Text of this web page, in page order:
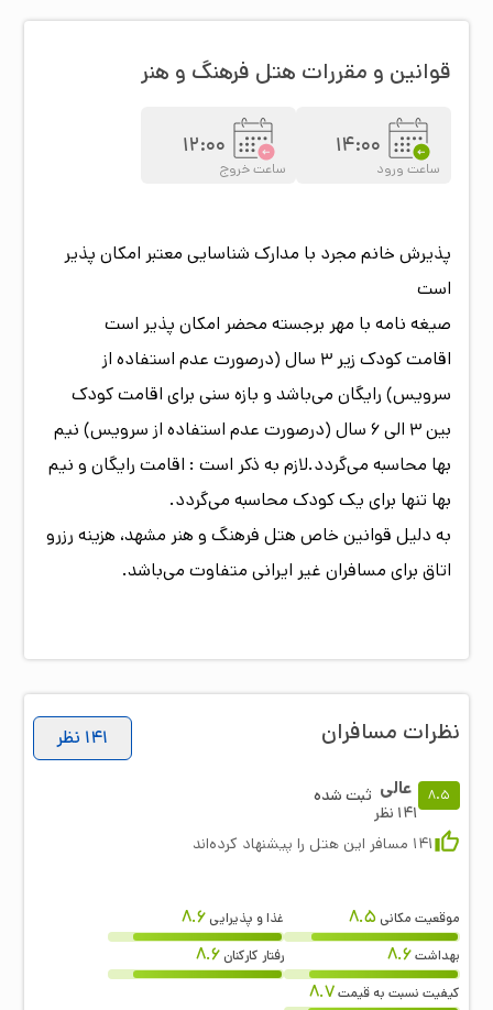
مهمانان و زائرین امام رضا علیه السلام خواهند بود.
قوانین و مقررات هتل فرهنگ و هنر
ساعت ورود
14:00
ساعت خروج
12:00
پذیرش خانم مجرد با مدارک شناسایی معتبر امکان پذیر
است
صیغه نامه با مهر برجسته محضر امکان پذیر است
اقامت کودک زیر 3 سال (درصورت عدم استفاده از
سرویس) رایگان می‌باشد و بازه سنی برای اقامت کودک
بین 3 الی 6 سال (درصورت عدم استفاده از سرویس) نیم
بها محاسبه می‌گردد.لازم به ذکر است : اقامت رایگان و نیم
بها تنها برای یک کودک محاسبه می‌گردد.
به دلیل قوانین خاص هتل فرهنگ و هنر مشهد، هزینه رزرو
اتاق برای مسافران غیر ایرانی متفاوت می‌باشد.
نظرات مسافران 141 نظر
8.5 عالی
141 نظر
ثبت شده
141 مسافر این هتل را پیشنهاد کرده‌اند
موقعیت مکانی 8.5 غذا و پذیرایی 8.6
بهداشت 8.6 رفتار کارکنان 8.6
کیفیت نسبت به قیمت 8.7